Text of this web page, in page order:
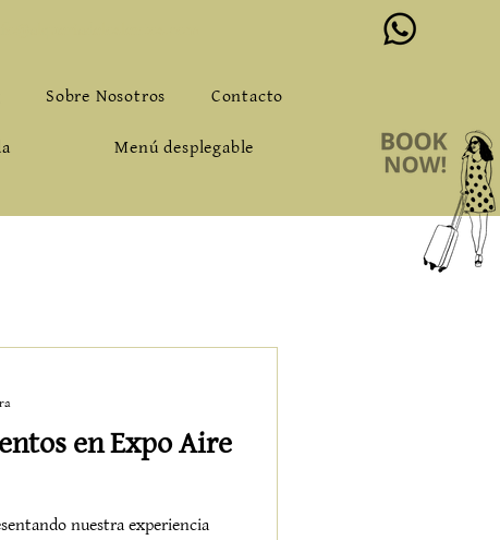
Sobre Nosotros Contacto
Menú desplegable
en Expo Aire
nuestra experiencia